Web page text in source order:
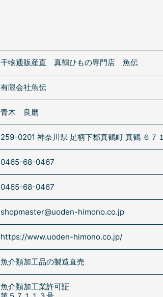
干物通販産直 真鶴ひもの専門店 魚伝
有限会社魚伝
青木 良磨
259-0201 神奈川県 足柄下郡真鶴町 真鶴 ６７１
0465-68-0467
0465-68-0467
shopmaster@uoden-himono.co.jp
https://www.uoden-himono.co.jp/
魚介類加工品の製造直売
魚介類加工業許可証